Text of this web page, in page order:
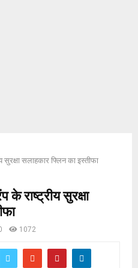
सुरक्षा सलाहकार फ्लिन का इस्तीफा
के राष्ट्रीय सुरक्षा
1072